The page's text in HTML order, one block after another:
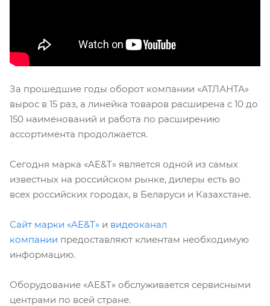
За прошедшие годы оборот компании «АТЛАНТА»
вырос в 15 раз, а линейка товаров расширена с 10 до
150 наименований и работа по расширению
ассортимента продолжается.
Сегодня марка «AE&T» является одной из самых
известных на российском рынке, дилеры есть во
всех российских городах, в Беларуси и Казахстане.
Сайт марки «AE&T» и видеоканал
компании предоставляют клиентам необходимую
информацию.
Оборудование «AE&T» обслуживается сервисными
центрами по всей стране.